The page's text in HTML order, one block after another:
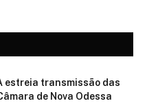
estreia transmissão das
de Nova Odessa